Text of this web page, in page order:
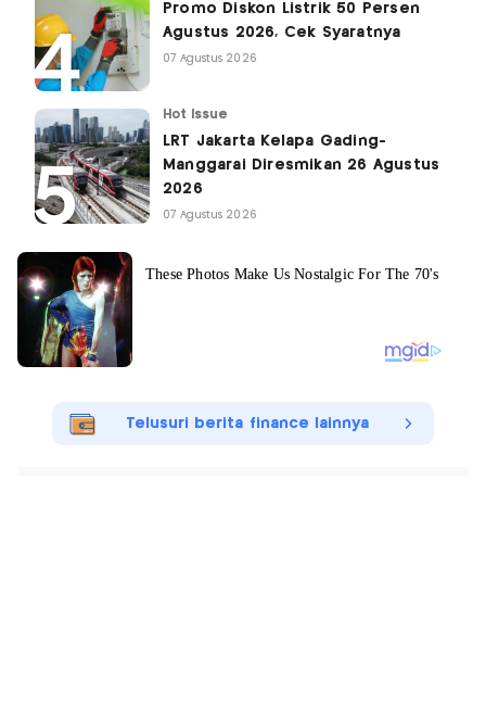
Promo Diskon Listrik 50 Persen
Agustus 2026, Cek Syaratnya
07 Agustus 2026
Hot Issue
LRT Jakarta Kelapa Gading-
Manggarai Diresmikan 26 Agustus
2026
07 Agustus 2026
Telusuri berita finance lainnya